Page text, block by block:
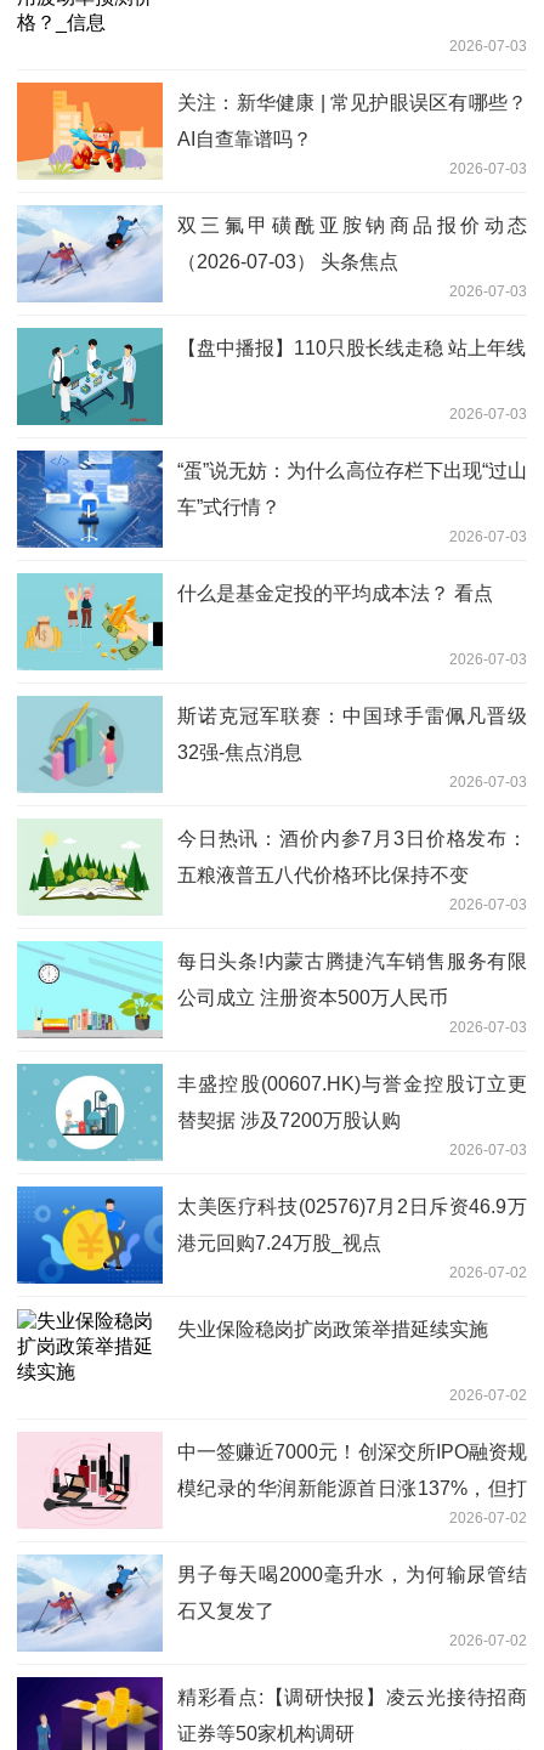
2026-07-03
关注：新华健康 | 常见护眼误区有哪些？
AI自查靠谱吗？
2026-07-03
双三氟甲磺酰亚胺钠商品报价动态
（2026-07-03） 头条焦点
2026-07-03
【盘中播报】110只股长线走稳 站上年线
2026-07-03
“蛋”说无妨：为什么高位存栏下出现“过山
车”式行情？
2026-07-03
什么是基金定投的平均成本法？ 看点
2026-07-03
斯诺克冠军联赛：中国球手雷佩凡晋级
32强-焦点消息
2026-07-03
今日热讯：酒价内参7月3日价格发布：
五粮液普五八代价格环比保持不变
2026-07-03
每日头条!内蒙古腾捷汽车销售服务有限
公司成立 注册资本500万人民币
2026-07-03
丰盛控股(00607.HK)与誉金控股订立更
替契据 涉及7200万股认购
2026-07-03
太美医疗科技(02576)7月2日斥资46.9万
港元回购7.24万股_视点
2026-07-02
失业保险稳岗扩岗政策举措延续实施
2026-07-02
中一签赚近7000元！创深交所IPO融资规
模纪录的华润新能源首日涨137%，但打
新收益年内垫底，什么情况？_观热点
2026-07-02
男子每天喝2000毫升水，为何输尿管结
石又复发了
2026-07-02
精彩看点:【调研快报】凌云光接待招商
证券等50家机构调研